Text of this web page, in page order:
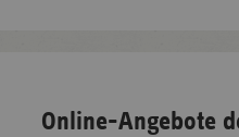
Online-Angebote